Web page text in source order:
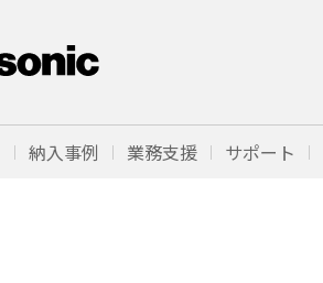
納入事例 業務支援 サポート